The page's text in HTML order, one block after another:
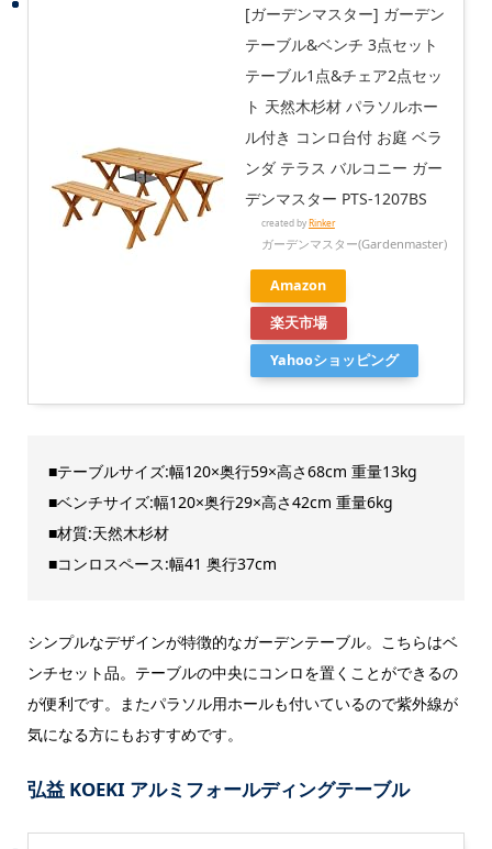
[ガーデンマスター] ガーデン
テーブル&ベンチ 3点セット
テーブル1点&チェア2点セッ
ト 天然木杉材 パラソルホー
ル付き コンロ台付 お庭 ベラ
ンダ テラス バルコニー ガー
デンマスター PTS-1207BS
created byRinker
ガーデンマスター(Gardenmaster)
Amazon
楽天市場
Yahooショッピング
■テーブルサイズ:幅120×奥行59×高さ68cm 重量13kg
■ベンチサイズ:幅120×奥行29×高さ42cm 重量6kg
■材質:天然木杉材
■コンロスペース:幅41 奥行37cm
シンプルなデザインが特徴的なガーデンテーブル。こちらはベ
ンチセット品。テーブルの中央にコンロを置くことができるの
が便利です。またパラソル用ホールも付いているので紫外線が
気になる方にもおすすめです。
弘益 KOEKI アルミフォールディングテーブル